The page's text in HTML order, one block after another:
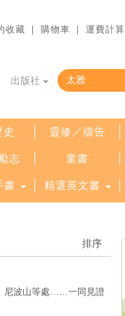
收藏 ｜ 購物車 ｜ 運費計算
出版社
史 靈修／禱告
志 童書
書 精選英文書
尼波山等處……一同見證